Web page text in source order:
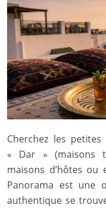
Cherchez les
« Dar » (maisons
maisons d’hôtes ou
Panorama est une
authentique se